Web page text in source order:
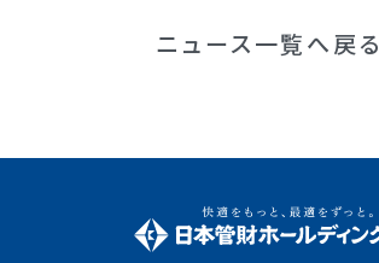
ニュース一覧へ戻る